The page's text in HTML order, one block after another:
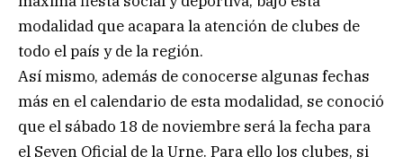
modalidad que acapara la atención de clubes de
todo el país y de la región.
Así mismo, además de conocerse algunas fechas
más en el calendario de esta modalidad, se conoció
que el sábado 18 de noviembre será la fecha para
el Seven Oficial de la Urne. Para ello los clubes, si